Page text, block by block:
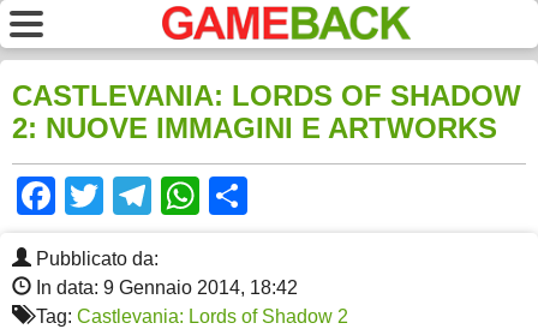
CASTLEVANIA: LORDS OF SHADOW
2: NUOVE IMMAGINI E ARTWORKS
Facebook
TwitterTelegram
WhatsApp
Pubblicato da:
In data: 9 Gennaio 2014, 18:42
Tag: Castlevania: Lords of Shadow 2